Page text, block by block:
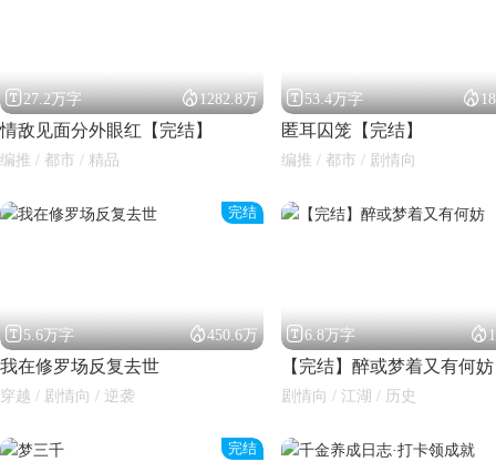
闪艺
27.2万字 1282.8万
情敌见面分外眼红【完结】
编推 / 都市 / 精品
53.4万字 
匿耳囚笼【完结】
编推 / 都市 / 剧情向
完结
5.6万字 450.6万
我在修罗场反复去世
穿越 / 剧情向 / 逆袭
6.8万字 
【完结】醉或梦着又有何妨
剧情向 / 江湖 / 历史
完结